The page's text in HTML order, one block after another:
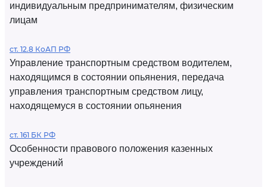
индивидуальным предпринимателям, физическим
лицам
ст. 12.8 КоАП РФ
Управление транспортным средством водителем,
находящимся в состоянии опьянения, передача
управления транспортным средством лицу,
находящемуся в состоянии опьянения
ст. 161 БК РФ
Особенности правового положения казенных
учреждений